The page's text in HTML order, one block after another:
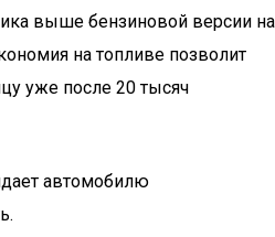
выше бензиновой версии на
на топливе позволит
уже после 20 тысяч
автомобилю